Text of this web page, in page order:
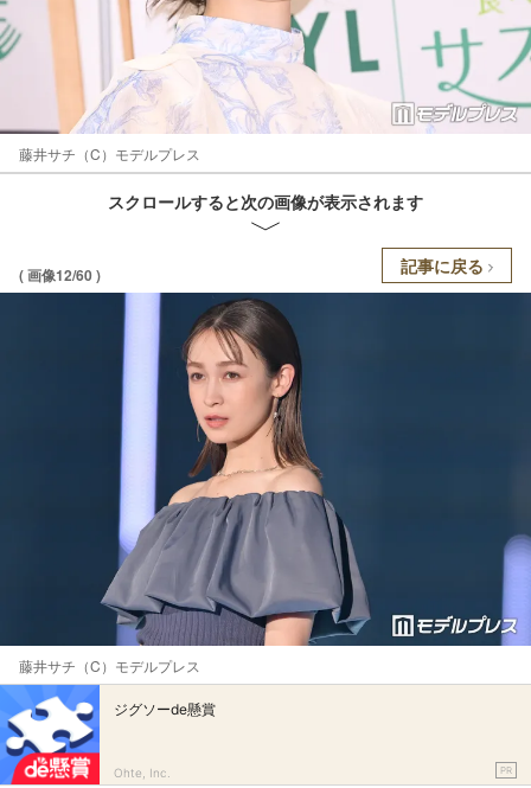
藤井サチ（C）モデルプレス
スクロールすると次の画像が表示されます
( 画像12/60 ) 記事に戻る
藤井サチ（C）モデルプレス
ジグソーde懸賞
Ohte, Inc. PR